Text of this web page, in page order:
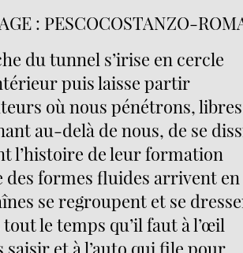
: PESCOCOSTANZO-
du tunnel s’irise en cercle
puis laisse partir
où nous pénétrons,
au-delà de nous, de se
l’histoire de leur formation
des formes fluides arrivent
se regroupent et se
le temps qu’il faut à l’œil
saisir et à l’auto qui file pour